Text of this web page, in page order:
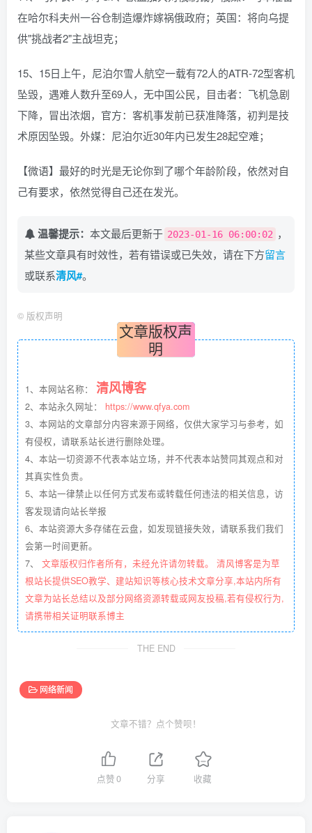
在哈尔科夫州一谷仓制造爆炸嫁祸俄政府；英国：将向乌提
供"挑战者2"主战坦克；
15、15日上午，尼泊尔雪人航空一载有72人的ATR-72型客机
坠毁，遇难人数升至69人，无中国公民，目击者：飞机急剧
下降，冒出浓烟，官方：客机事发前已获准降落，初判是技
术原因坠毁。外媒：尼泊尔近30年内已发生28起空难；
【微语】最好的时光是无论你到了哪个年龄阶段，依然对自
己有要求，依然觉得自己还在发光。
温馨提示： 本文最后更新于 2023-01-16 06:00:02 ，
某些文章具有时效性，若有错误或已失效，请在下方留言
或联系清风#。
© 版权声明
文章版权声
明
1、本网站名称： 清风博客
2、本站永久网址： https://www.qfya.com
3、本网站的文章部分内容来源于网络，仅供大家学习与参考，如
有侵权，请联系站长进行删除处理。
4、本站一切资源不代表本站立场，并不代表本站赞同其观点和对
其真实性负责。
5、本站一律禁止以任何方式发布或转载任何违法的相关信息，访
客发现请向站长举报
6、本站资源大多存储在云盘，如发现链接失效，请联系我们我们
会第一时间更新。
7、 文章版权归作者所有，未经允许请勿转载。 清风博客是为草
根站长提供SEO教学、建站知识等核心技术文章分享,本站内所有
文章为站长总结以及部分网络资源转载或网友投稿,若有侵权行为,
请携带相关证明联系博主
THE END
网络新闻
文章不错？点个赞呗！
点赞0 分享 收藏